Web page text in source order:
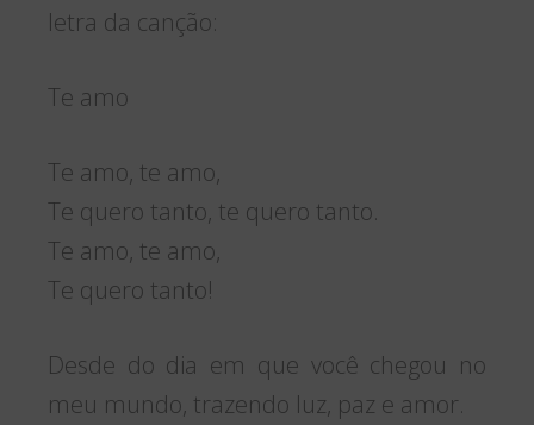
letra da canção:
Te amo
Te amo, te amo,
Te quero tanto, te quero tanto.
Te amo, te amo,
Te quero tanto!
Desde do dia em que você chegou no
meu mundo, trazendo luz, paz e amor.